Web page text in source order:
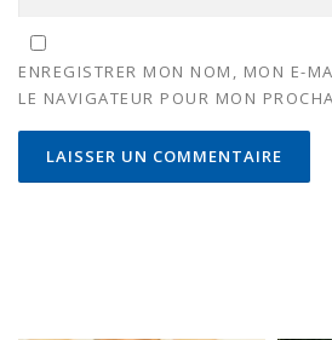
ENREGISTRER MON NOM, MON E-
LE NAVIGATEUR POUR MON